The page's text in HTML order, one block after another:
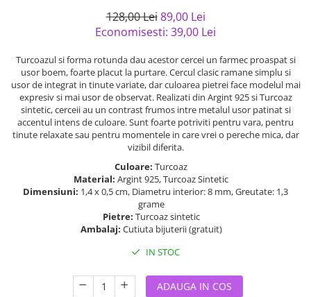
Solutii si lavete de curatare
128,00 Lei 89,00 Lei
Economisesti: 39,00 Lei
Turcoazul si forma rotunda dau acestor cercei un farmec proaspat si
usor boem, foarte placut la purtare. Cercul clasic ramane simplu si
usor de integrat in tinute variate, dar culoarea pietrei face modelul mai
expresiv si mai usor de observat. Realizati din Argint 925 si Turcoaz
sintetic, cerceii au un contrast frumos intre metalul usor patinat si
accentul intens de culoare. Sunt foarte potriviti pentru vara, pentru
tinute relaxate sau pentru momentele in care vrei o pereche mica, dar
vizibil diferita.
Culoare: Turcoaz
Material: Argint 925, Turcoaz Sintetic
Dimensiuni: 1,4 x 0,5 cm, Diametru interior: 8 mm, Greutate: 1,3
grame
Pietre: Turcoaz sintetic
Ambalaj: Cutiuta bijuterii (gratuit)
IN STOC
ADAUGA IN COS